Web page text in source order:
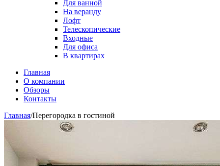
Для ванной
На веранду
Лофт
Телескопические
Входные
Для офиса
В квартирах
Главная
О компании
Обзоры
Контакты
Главная/Перегородка в гостиной